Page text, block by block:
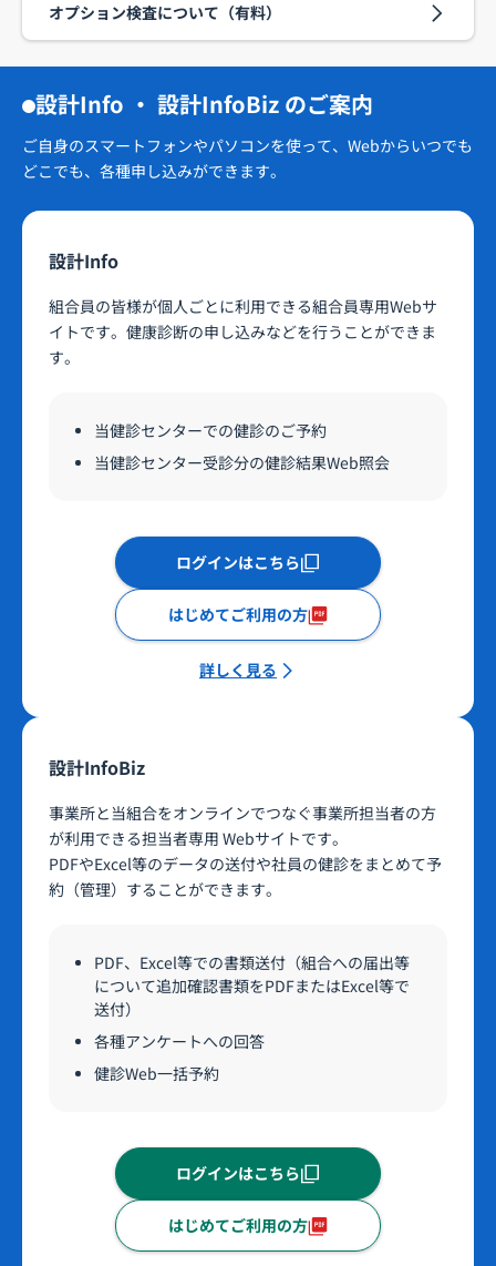
オプション検査について（有料）
設計Info ・ 設計InfoBiz のご案内
ご自身のスマートフォンやパソコンを使って、Webからいつでも
どこでも、各種申し込みができます。
設計Info
組合員の皆様が個人ごとに利用できる組合員専用Webサ
イトです。健康診断の申し込みなどを行うことができま
す。
当健診センターでの健診のご予約
当健診センター受診分の健診結果Web照会
ログインはこちら
はじめてご利用の方
詳しく見る
設計InfoBiz
事業所と当組合をオンラインでつなぐ事業所担当者の方
が利用できる担当者専用 Webサイトです。
PDFやExcel等のデータの送付や社員の健診をまとめて予
約（管理）することができます。
PDF、Excel等での書類送付（組合への届出等
について追加確認書類をPDFまたはExcel等で
送付）
各種アンケートへの回答
健診Web一括予約
ログインはこちら
はじめてご利用の方